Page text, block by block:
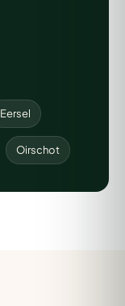
Eersel
Oirschot